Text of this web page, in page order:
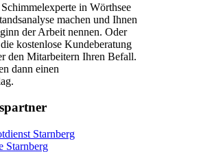
in Wörthsee
machen und Ihnen
der Arbeit nennen. Oder
kostenlose Kundeberatung
den Mitarbeitern Ihren Befall.
dann einen
Starnberg
Starnberg